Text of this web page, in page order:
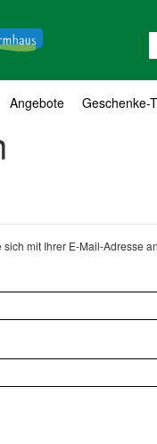
Angebote Geschenke-
mit Ihrer E-Mail-Adresse